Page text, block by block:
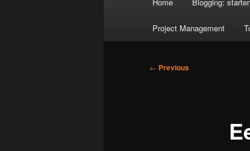
Project Management
Post
← Previous